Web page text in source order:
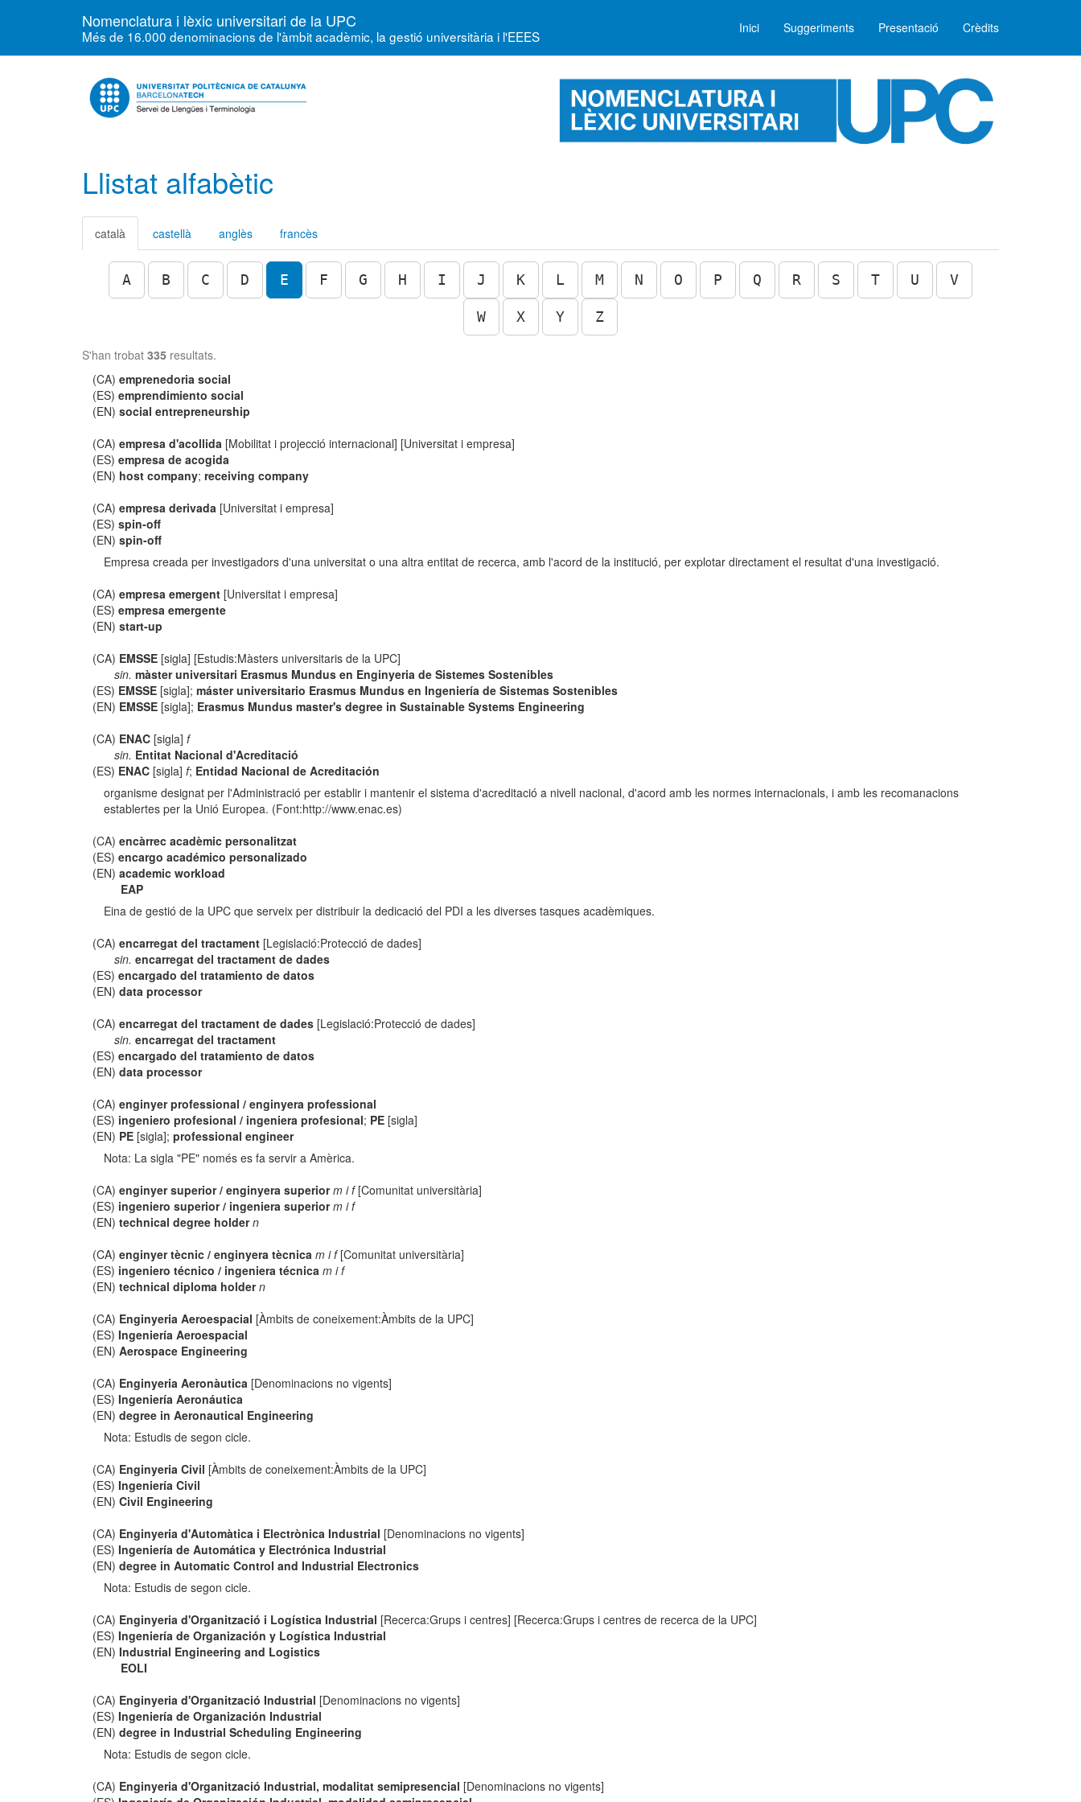
Nomenclatura i lèxic universitari de la UPC
Més de 16.000 denominacions de l'àmbit acadèmic, la gestió universitària i l'EEES Inici Suggeriments Presentació Crèdits
Llistat alfabètic
català castellà anglès francès
A B C D E F G H I J K L M N O P Q R S T U V
W X Y Z
S'han trobat 335 resultats.
(CA)emprenedoria social
(ES)emprendimiento social
(EN)social entrepreneurship
(CA)empresa d'acollida [Mobilitat i projecció internacional] [Universitat i empresa]
(ES)empresa de acogida
(EN) host company;receiving company
(CA)empresa derivada [Universitat i empresa]
(ES)spin-off
(EN)spin-off
Empresa creada per investigadors d'una universitat o una altra entitat de recerca, amb l'acord de la institució, per explotar directament el resultat d'una investigació.
(CA)empresa emergent [Universitat i empresa]
(ES)empresa emergente
(EN)start-up
(CA) EMSSE [sigla] [Estudis:Màsters universitaris de la UPC]
sin. màster universitari Erasmus Mundus en Enginyeria de Sistemes Sostenibles
(ES) EMSSE [sigla];máster universitario Erasmus Mundus en Ingeniería de Sistemas Sostenibles
(EN) EMSSE [sigla]; Erasmus Mundus master's degree in Sustainable Systems Engineering
(CA) ENAC [sigla]f
sin. Entitat Nacional d'Acreditació
(ES) ENAC [sigla]f; Entidad Nacional de Acreditación
organisme designat per l'Administració per establir i mantenir el sistema d'acreditació a nivell nacional, d'acord amb les normes internacionals, i amb les recomanacions
establertes per la Unió Europea. (Font:http://www.enac.es)
(CA)encàrrec acadèmic personalitzat
(ES)encargo académico personalizado
(EN)academic workload
EAP
Eina de gestió de la UPC que serveix per distribuir la dedicació del PDI a les diverses tasques acadèmiques.
(CA)encarregat del tractament [Legislació:Protecció de dades]
sin. encarregat del tractament de dades
(ES)encargado del tratamiento de datos
(EN)data processor
(CA)encarregat del tractament de dades [Legislació:Protecció de dades]
sin. encarregat del tractament
(ES)encargado del tratamiento de datos
(EN)data processor
(CA)enginyer professional / enginyera professional
(ES) ingeniero profesional / ingeniera profesional; PE [sigla]
(EN) PE [sigla];professional engineer
Nota: La sigla "PE" només es fa servir a Amèrica.
(CA)enginyer superior / enginyera superior m i f[Comunitat universitària]
(ES) ingeniero superior / ingeniera superior m i f
(EN)technical degree holder n
(CA)enginyer tècnic / enginyera tècnica m i f[Comunitat universitària]
(ES) ingeniero técnico / ingeniera técnica m i f
(EN)technical diploma holder n
(CA) Enginyeria Aeroespacial [Àmbits de coneixement:Àmbits de la UPC]
(ES)Ingeniería Aeroespacial
(EN)Aerospace Engineering
(CA) Enginyeria Aeronàutica [Denominacions no vigents]
(ES)Ingeniería Aeronáutica
(EN)degree in Aeronautical Engineering
Nota: Estudis de segon cicle.
(CA) Enginyeria Civil [Àmbits de coneixement:Àmbits de la UPC]
(ES)Ingeniería Civil
(EN)Civil Engineering
(CA) Enginyeria d'Automàtica i Electrònica Industrial [Denominacions no vigents]
(ES)Ingeniería de Automática y Electrónica Industrial
(EN)degree in Automatic Control and Industrial Electronics
Nota: Estudis de segon cicle.
(CA) Enginyeria d'Organització i Logística Industrial [Recerca:Grups i centres] [Recerca:Grups i centres de recerca de la UPC]
(ES)Ingeniería de Organización y Logística Industrial
(EN)Industrial Engineering and Logistics
EOLI
(CA) Enginyeria d'Organització Industrial [Denominacions no vigents]
(ES)Ingeniería de Organización Industrial
(EN)degree in Industrial Scheduling Engineering
Nota: Estudis de segon cicle.
(CA) Enginyeria d'Organització Industrial, modalitat semipresencial [Denominacions no vigents]